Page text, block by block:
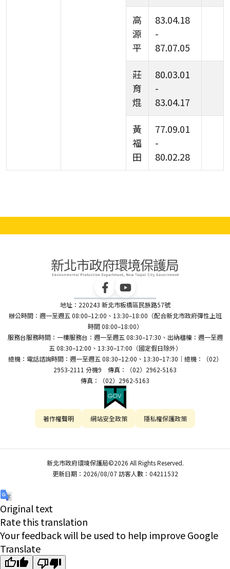
高
源
平
83.04.18
-
87.07.05
莊
育
焜
80.03.01
-
83.04.17
黃
福
田
77.09.01
-
80.02.28
地址：220243 新北市板橋區民族路57號
辦公時間：週一至週五 08:00–12:00、13:30–18:00（配合新北市政府彈性上班
時間 08:00–18:00）
服務台服務時間：一樓服務台：週一至週五 08:30–17:30、出納櫃檯：週一至週
五 08:30–12:00、13:30–17:00（國定假日除外）
總機：電話諮詢時間：週一至週五 08:30–12:00、13:30–17:30｜總機：（02）
2953-2111 分機9 傳真：（02）2962-5163
傳真：（02）2962-5163
著作權聲明 網站安全政策 隱私權保護政策
新北市政府環境保護局©2026 All Rights Reserved.
更新日期：2026/08/07 訪客人數：04211532
Original text
Rate this translation
Your feedback will be used to help improve Google
Translate